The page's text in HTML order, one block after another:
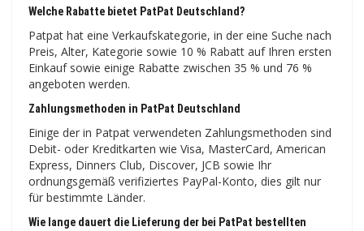
Welche Rabatte bietet PatPat Deutschland?
Patpat hat eine Verkaufskategorie, in der eine Suche nach
Preis, Alter, Kategorie sowie 10 % Rabatt auf Ihren ersten
Einkauf sowie einige Rabatte zwischen 35 % und 76 %
angeboten werden.
Zahlungsmethoden in PatPat Deutschland
Einige der in Patpat verwendeten Zahlungsmethoden sind
Debit- oder Kreditkarten wie Visa, MasterCard, American
Express, Dinners Club, Discover, JCB sowie Ihr
ordnungsgemäß verifiziertes PayPal-Konto, dies gilt nur
für bestimmte Länder.
Wie lange dauert die Lieferung der bei PatPat bestellten